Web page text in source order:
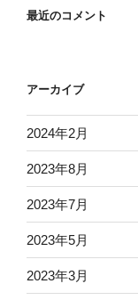
最近のコメント
アーカイブ
2024年2月
2023年8月
2023年7月
2023年5月
2023年3月